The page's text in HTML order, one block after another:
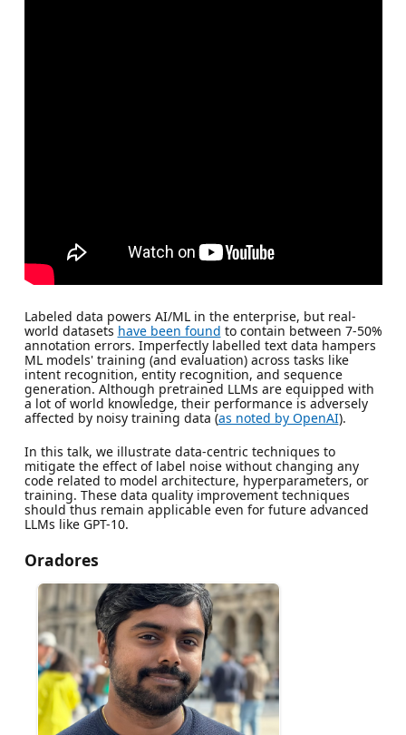
Labeled data powers AI/ML in the enterprise, but real-
world datasets have been found to contain between 7-50%
annotation errors. Imperfectly labelled text data hampers
ML models' training (and evaluation) across tasks like
intent recognition, entity recognition, and sequence
generation. Although pretrained LLMs are equipped with
a lot of world knowledge, their performance is adversely
affected by noisy training data (as noted by OpenAI).
In this talk, we illustrate data-centric techniques to
mitigate the effect of label noise without changing any
code related to model architecture, hyperparameters, or
training. These data quality improvement techniques
should thus remain applicable even for future advanced
LLMs like GPT-10.
Oradores